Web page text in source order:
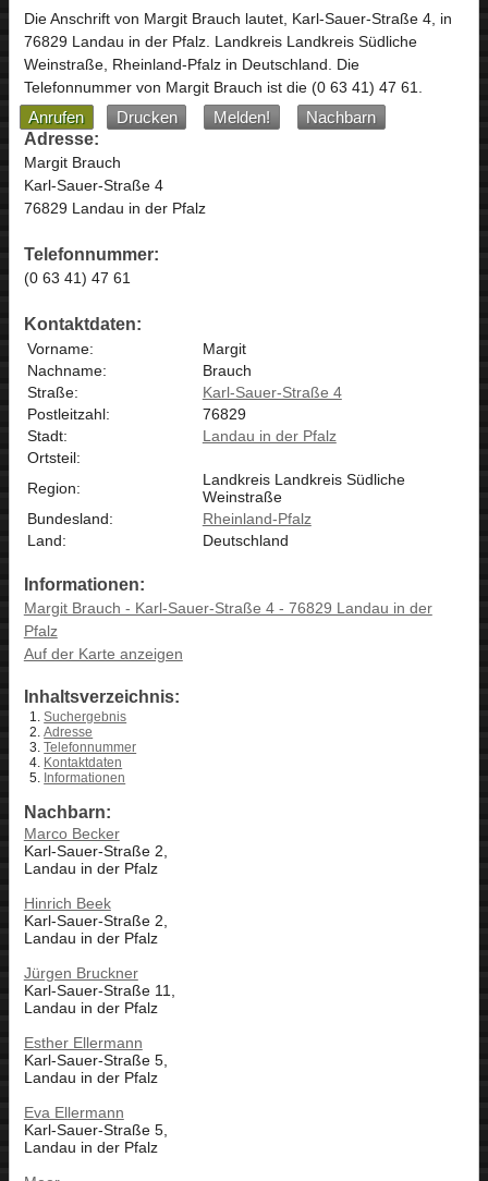
Die Anschrift von Margit Brauch lautet, Karl-Sauer-Straße 4, in
76829 Landau in der Pfalz. Landkreis Landkreis Südliche
Weinstraße, Rheinland-Pfalzin Deutschland. Die
Telefonnummer von Margit Brauch ist die (0 63 41) 47 61.
Anrufen Drucken Melden!
Nachbarn
Adresse:
Margit Brauch
Karl-Sauer-Straße 4
76829 Landau in der Pfalz
Telefonnummer:
(0 63 41) 47 61
Kontaktdaten:
Vorname:
Margit
Nachname:
Brauch
Straße:
Karl-Sauer-Straße 4
Postleitzahl:
76829
Stadt:
Landau in der Pfalz
Ortsteil:
Region:
Landkreis Landkreis Südliche
Weinstraße
Bundesland:
Rheinland-Pfalz
Land:
Deutschland
Informationen:
Margit Brauch - Karl-Sauer-Straße 4 - 76829 Landau in der
Pfalz
Auf der Karte anzeigen
Inhaltsverzeichnis:
Suchergebnis
Adresse
Telefonnummer
Kontaktdaten
Informationen
Nachbarn:
Marco Becker
Karl-Sauer-Straße 2,
Landau in der Pfalz
Hinrich Beek
Karl-Sauer-Straße 2,
Landau in der Pfalz
Jürgen Bruckner
Karl-Sauer-Straße 11,
Landau in der Pfalz
Esther Ellermann
Karl-Sauer-Straße 5,
Landau in der Pfalz
Eva Ellermann
Karl-Sauer-Straße 5,
Landau in der Pfalz